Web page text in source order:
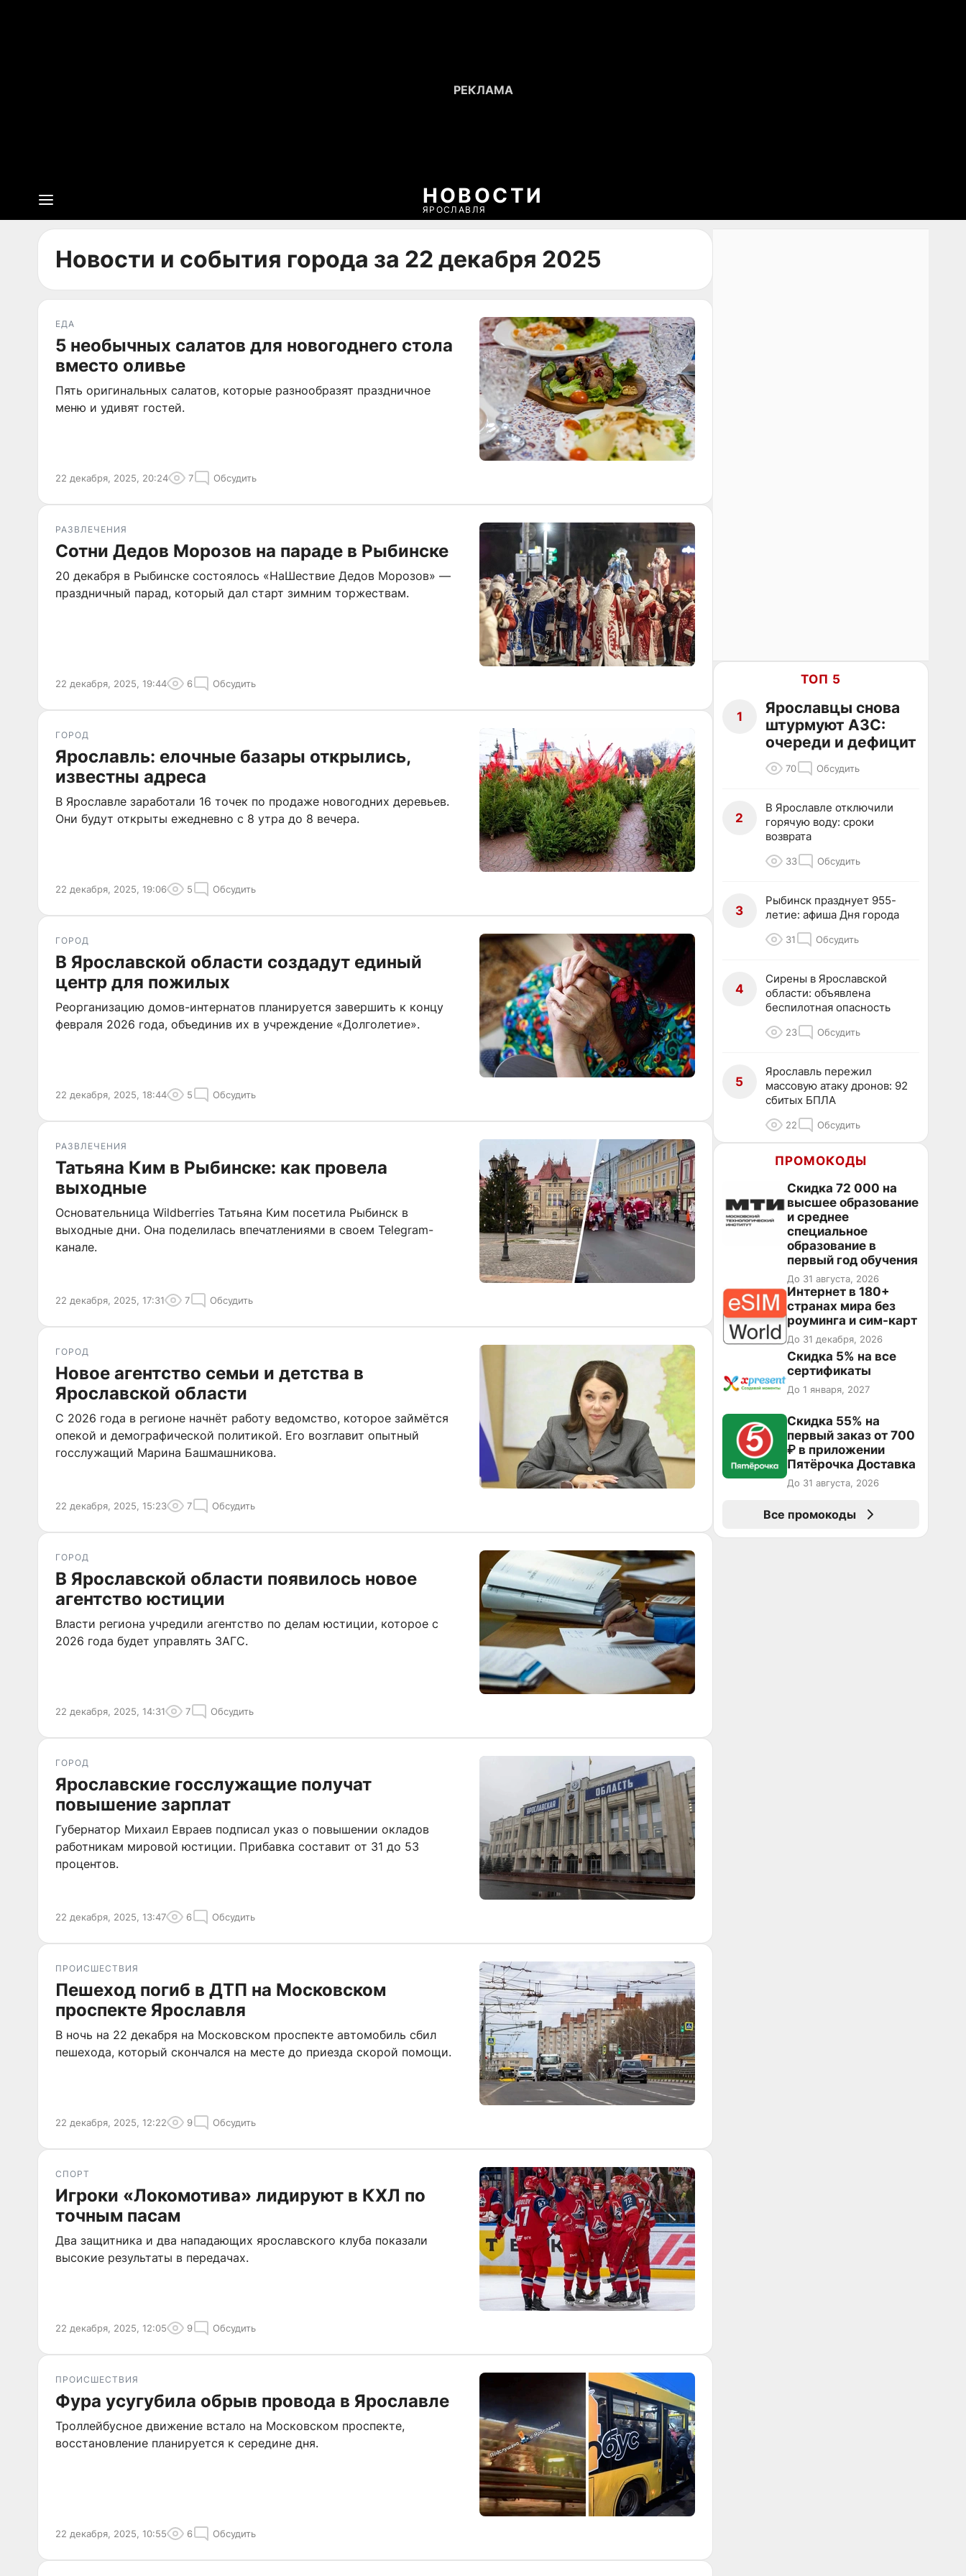
НОВОСТИ
ЯРОСЛАВЛЯ
Новости и события города за 22 декабря 2025
ЕДА
5 необычных салатов для новогоднего стола
вместо оливье
Пять оригинальных салатов, которые разнообразят праздничное
меню и удивят гостей.
22 декабря, 2025, 20:24 7 Обсудить
РАЗВЛЕЧЕНИЯ
Сотни Дедов Морозов на параде в Рыбинске
20 декабря в Рыбинске состоялось «НаШествие Дедов Морозов» —
праздничный парад, который дал старт зимним торжествам.
22 декабря, 2025, 19:44 6 Обсудить
ГОРОД
Ярославль: елочные базары открылись,
известны адреса
В Ярославле заработали 16 точек по продаже новогодних деревьев.
Они будут открыты ежедневно с 8 утра до 8 вечера.
22 декабря, 2025, 19:06 5 Обсудить
ГОРОД
В Ярославской области создадут единый
центр для пожилых
Реорганизацию домов-интернатов планируется завершить к концу
февраля 2026 года, объединив их в учреждение «Долголетие».
22 декабря, 2025, 18:44 5 Обсудить
РАЗВЛЕЧЕНИЯ
Татьяна Ким в Рыбинске: как провела
выходные
Основательница Wildberries Татьяна Ким посетила Рыбинск в
выходные дни. Она поделилась впечатлениями в своем Telegram-
канале.
22 декабря, 2025, 17:31 7 Обсудить
ГОРОД
Новое агентство семьи и детства в
Ярославской области
С 2026 года в регионе начнёт работу ведомство, которое займётся
опекой и демографической политикой. Его возглавит опытный
госслужащий Марина Башмашникова.
22 декабря, 2025, 15:23 7 Обсудить
ГОРОД
В Ярославской области появилось новое
агентство юстиции
Власти региона учредили агентство по делам юстиции, которое с
2026 года будет управлять ЗАГС.
22 декабря, 2025, 14:31 7 Обсудить
ГОРОД
Ярославские госслужащие получат
повышение зарплат
Губернатор Михаил Евраев подписал указ о повышении окладов
работникам мировой юстиции. Прибавка составит от 31 до 53
процентов.
22 декабря, 2025, 13:47 6 Обсудить
ПРОИСШЕСТВИЯ
Пешеход погиб в ДТП на Московском
проспекте Ярославля
В ночь на 22 декабря на Московском проспекте автомобиль сбил
пешехода, который скончался на месте до приезда скорой помощи.
22 декабря, 2025, 12:22 9 Обсудить
СПОРТ
Игроки «Локомотива» лидируют в КХЛ по
точным пасам
Два защитника и два нападающих ярославского клуба показали
высокие результаты в передачах.
22 декабря, 2025, 12:05 9 Обсудить
ПРОИСШЕСТВИЯ
Фура усугубила обрыв провода в Ярославле
Троллейбусное движение встало на Московском проспекте,
восстановление планируется к середине дня.
22 декабря, 2025, 10:55 6 Обсудить
ТОП 5
1
Ярославцы снова
штурмуют АЗС:
очереди и дефицит
70 Обсудить
2
В Ярославле отключили
горячую воду: сроки
возврата
33 Обсудить
3
Рыбинск празднует 955-
летие: афиша Дня города
31 Обсудить
4
Сирены в Ярославской
области: объявлена
беспилотная опасность
23 Обсудить
5
Ярославль пережил
массовую атаку дронов: 92
сбитых БПЛА
22 Обсудить
ПРОМОКОДЫ
Скидка 72 000 на
высшее образование
и среднее
специальное
образование в
первый год обучения
До 31 августа, 2026
Интернет в 180+
странах мира без
роуминга и сим-карт
До 31 декабря, 2026
Скидка 5% на все
сертификаты
До 1 января, 2027
Скидка 55% на
первый заказ от 700
₽ в приложении
Пятёрочка Доставка
До 31 августа, 2026
Все промокоды